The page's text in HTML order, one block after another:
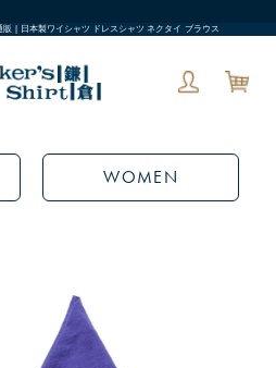
| 日本製ワイシャツ ドレスシャツ ネクタイ ブラウス
WOMEN